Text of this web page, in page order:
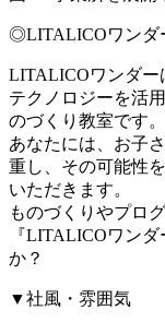
◎LITALICOワンダ
LITALICOワンダー
テクノロジーを活
のづくり教室です。
あなたには、お子
重し、その可能性
いただきます。
ものづくりやプロ
『LITALICOワン
か？
▼社風・雰囲気